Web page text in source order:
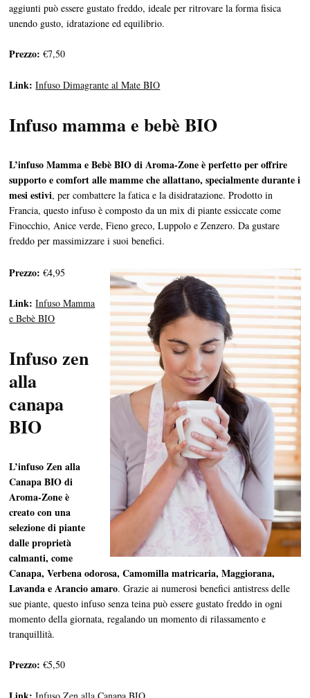
aggiunti può essere gustato freddo, ideale per ritrovare la forma fisica
unendo gusto, idratazione ed equilibrio.
Prezzo: €7,50
Link: Infuso Dimagrante al Mate BIO
Infuso mamma e bebè BIO
L’infuso Mamma e Bebè BIO di Aroma-Zone è perfetto per offrire
supporto e comfort alle mamme che allattano, specialmente durante i
mesi estivi, per combattere la fatica e la disidratazione. Prodotto in
Francia, questo infuso è composto da un mix di piante essiccate come
Finocchio, Anice verde, Fieno greco, Luppolo e Zenzero. Da gustare
freddo per massimizzare i suoi benefici.
Prezzo: €4,95
Link: Infuso Mamma
e Bebè BIO
Infuso zen
alla
canapa
BIO
L’infuso Zen alla
Canapa BIO di
Aroma-Zone è
creato con una
selezione di piante
dalle proprietà
calmanti, come
Canapa, Verbena odorosa, Camomilla matricaria, Maggiorana,
Lavanda e Arancio amaro. Grazie ai numerosi benefici antistress delle
sue piante, questo infuso senza teina può essere gustato freddo in ogni
momento della giornata, regalando un momento di rilassamento e
tranquillità.
Prezzo: €5,50